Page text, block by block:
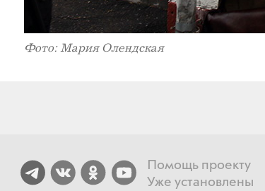
Фото: Мария Олендская
Помощь проекту
Уже установлены